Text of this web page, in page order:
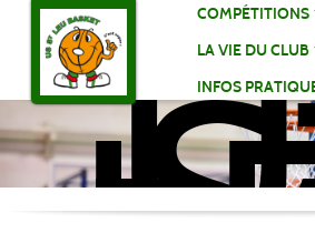
COMPÉTITIONS
LA VIE DU CLUB
INFOS
Panneau de gestion des cookies